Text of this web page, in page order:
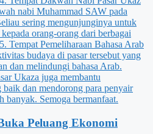
Peluang Ekonomi